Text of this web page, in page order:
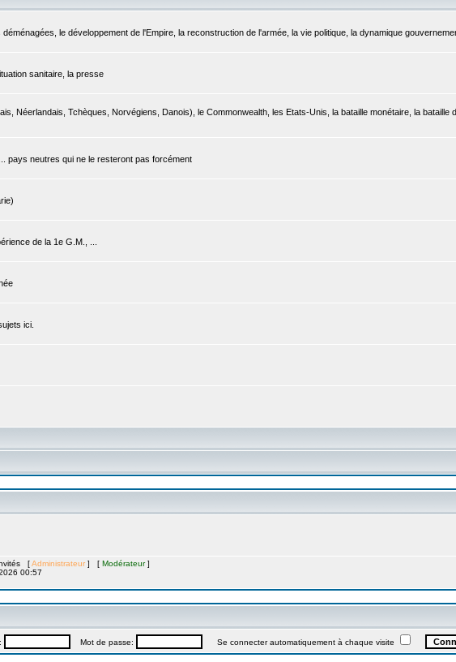
le développement de l'Empire, la reconstruction de l'armée, la vie politique, la dynamique
sanitaire, la presse
Néerlandais, Tchèques, Norvégiens, Danois), le Commonwealth, les Etats-Unis, la bataille monétaire, la bataille
pays neutres qui ne le resteront pas forcément
de la 1e G.M., ...
ici.
[Administrateur ] [ Modérateur]
00:57
Mot de passe: Se connecter automatiquement à chaque visite